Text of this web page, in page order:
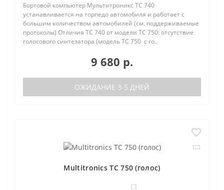
Бортовой компьютер Мультитроникс TC 740
устанавливается на торпедо автомобиля и работает с
большим количеством автомобилей (см. поддерживаемые
протоколы) Отличия TC 740 от модели TC 750: отсутствие
голосового синтезатора (модель TC 750 с го..
9 680 р.
ОЖИДАНИЕ 3-5 ДНЕЙ
Multitronics TC 750 (голос)